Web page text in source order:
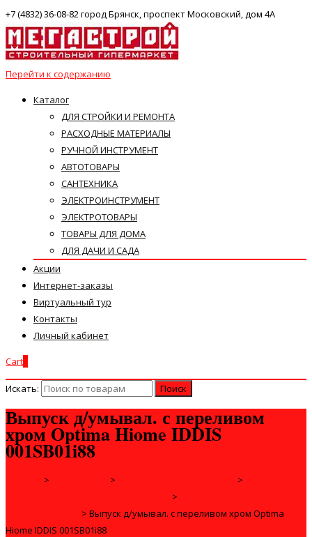
+7 (4832) 36-08-82 город Брянск, проспект Московский, дом 4А
Перейти к содержанию
Каталог
ДЛЯ СТРОЙКИ И РЕМОНТА
РАСХОДНЫЕ МАТЕРИАЛЫ
РУЧНОЙ ИНСТРУМЕНТ
АВТОТОВАРЫ
САНТЕХНИКА
ЭЛЕКТРОИНСТРУМЕНТ
ЭЛЕКТРОТОВАРЫ
ТОВАРЫ ДЛЯ ДОМА
ДЛЯ ДАЧИ И САДА
Акции
Интернет-заказы
Виртуальный тур
Контакты
Личный кабинет
Cart
Искать:
Выпуск д/умывал. с переливом
хром Optima Hiome IDDIS
001SB01i88
> > >
>
> Выпуск д/умывал. с переливом хром Optima
Hiome IDDIS 001SB01i88